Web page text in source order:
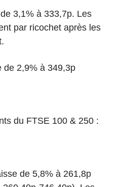
3,1% à 333,7p. Les
par ricochet après les
de 2,9% à 349,3p
du FTSE 100 & 250 :
de 5,8% à 261,8p